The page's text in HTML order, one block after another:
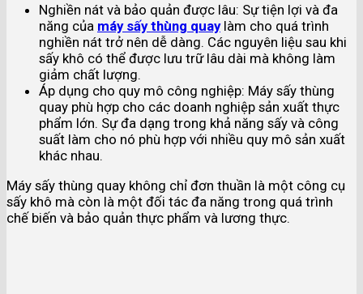
Nghiền nát và bảo quản được lâu: Sự tiện lợi và đa
năng của máy sấy thùng quaylàm cho quá trình
nghiền nát trở nên dễ dàng. Các nguyên liệu sau khi
sấy khô có thể được lưu trữ lâu dài mà không làm
giảm chất lượng.
Áp dụng cho quy mô công nghiệp: Máy sấy thùng
quay phù hợp cho các doanh nghiệp sản xuất thực
phẩm lớn. Sự đa dạng trong khả năng sấy và công
suất làm cho nó phù hợp với nhiều quy mô sản xuất
khác nhau.
Máy sấy thùng quay không chỉ đơn thuần là một công cụ
sấy khô mà còn là một đối tác đa năng trong quá trình
chế biến và bảo quản thực phẩm và lương thực.